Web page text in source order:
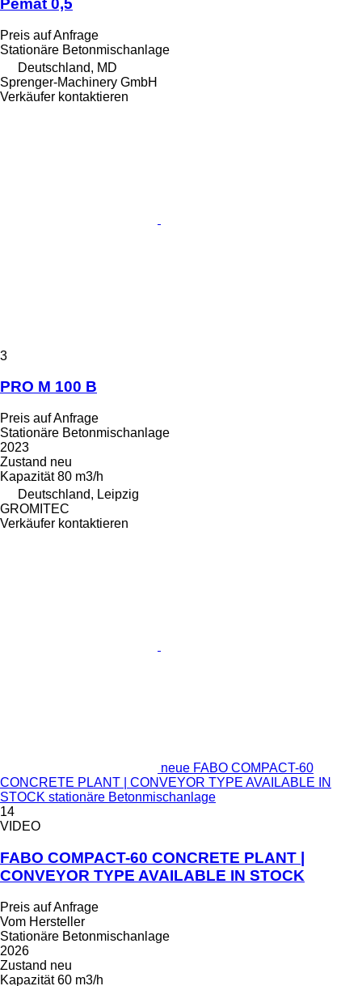
Pemat 0,5
Preis auf Anfrage
Stationäre Betonmischanlage
Deutschland, MD
Sprenger-Machinery GmbH
Verkäufer kontaktieren
3
PRO M 100 B
Preis auf Anfrage
Stationäre Betonmischanlage
2023
Zustand neu
Kapazität 80 m3/h
Deutschland, Leipzig
GROMITEC
Verkäufer kontaktieren
neue FABO COMPACT-60
CONCRETE PLANT | CONVEYOR TYPE AVAILABLE IN
STOCK stationäre Betonmischanlage
14
VIDEO
FABO COMPACT-60 CONCRETE PLANT |
CONVEYOR TYPE AVAILABLE IN STOCK
Preis auf Anfrage
Vom Hersteller
Stationäre Betonmischanlage
2026
Zustand neu
Kapazität 60 m3/h